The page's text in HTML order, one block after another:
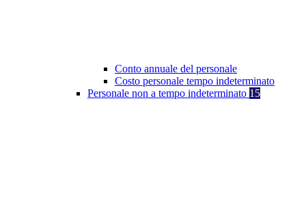
Conto annuale del personale
Costo personale tempo indeterminato
Personale non a tempo indeterminato 15